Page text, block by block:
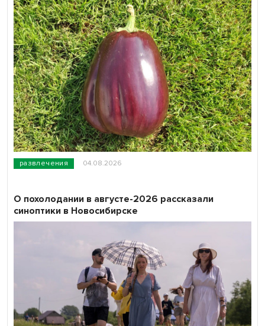
развлечения 04.08.2026
О похолодании в августе-2026 рассказали
синоптики в Новосибирске